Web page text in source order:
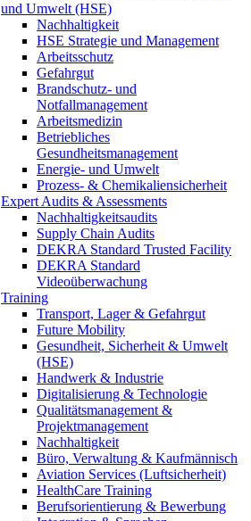
und Umwelt (HSE)
Nachhaltigkeit
HSE Strategie und Management
Arbeitsschutz
Gefahrgut
Brandschutz- und
Notfallmanagement
Arbeitsmedizin
Betriebliches
Gesundheitsmanagement
Energie- und Umwelt
Prozess- & Chemikaliensicherheit
Expert Audits & Assessments
Nachhaltigkeitsaudits
Supply Chain Audits
DEKRA Standard Trusted Facility
DEKRA Standard
Videoüberwachung
Training
Transport, Lager & Gefahrgut
Future Mobility
Gesundheit, Sicherheit & Umwelt
(HSE)
Handwerk & Industrie
Digitalisierung & Technologie
Qualitätsmanagement &
Projektmanagement
Nachhaltigkeit
Büro, Verwaltung & Kaufmännisch
Aviation Services (Luftsicherheit)
HealthCare Training
Berufsorientierung & Bewerbung